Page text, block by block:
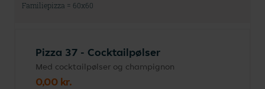
Familiepizza = 60x60
Pizza 37 - Cocktailpølser
Med cocktailpølser og champignon
0,00 kr.